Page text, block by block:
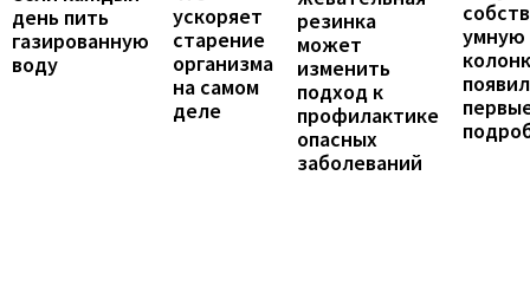
день пить
газированную
воду
ускоряет
старение
организма
на самом
деле
резинка
может
изменить
подход к
профилактике
опасных
заболеваний
умную